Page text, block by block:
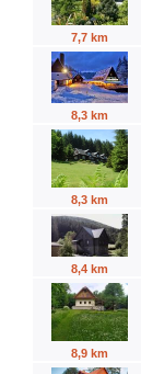
7,7 km
8,3 km
8,3 km
8,4 km
8,9 km